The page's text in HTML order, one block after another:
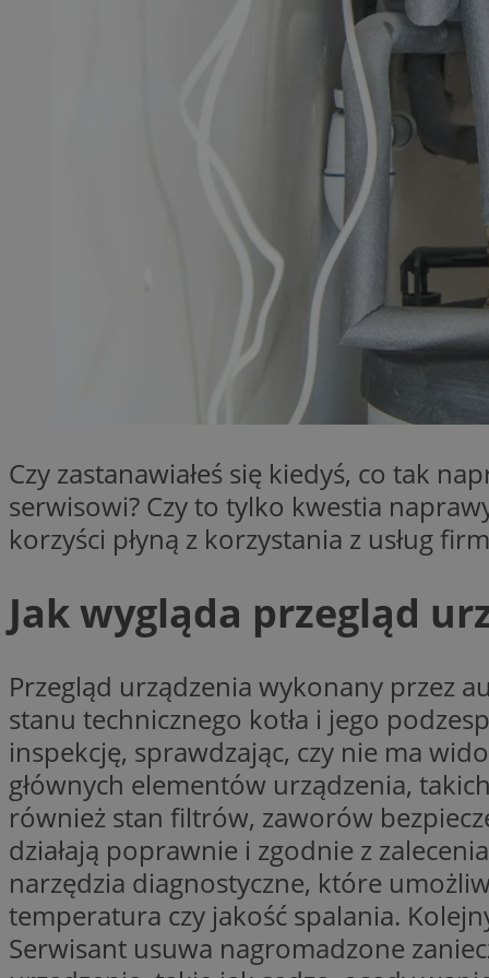
Czy zastanawiałeś się kiedyś, co tak
serwisowi? Czy to tylko kwestia
korzyści płyną z korzystania z usług
Jak wygląda przegląd
Przegląd urządzenia wykonany przez
stanu technicznego kotła i jego
inspekcję, sprawdzając, czy nie ma
głównych elementów urządzenia,
również stan filtrów, zaworów
działają poprawnie i zgodnie z
narzędzia diagnostyczne, które
temperatura czy jakość spalania.
Serwisant usuwa nagromadzone
QeSessID
MvSessID
CookieScriptConsent
li_gc
Nazwa
VP
_clck
_clsk
_clsk
pb_rtb_ev_part
__gads
__Secure-
ROLLOUT_TOKEN
bcookie
Nazwa